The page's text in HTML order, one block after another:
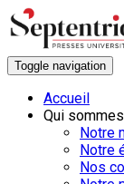
Toggle navigation
Accueil
Qui
Notre
Notre
Nos